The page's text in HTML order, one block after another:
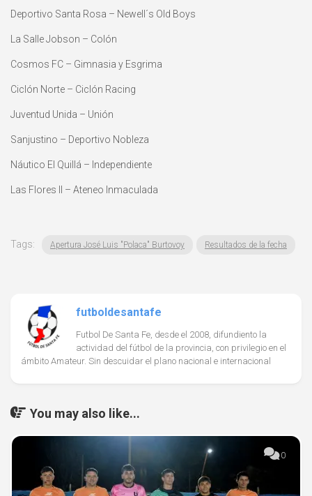
Deportivo Santa Rosa – Newell´s Old Boys
La Salle Jobson – Colón
Cosmos FC – Gimnasia y Esgrima
Ciclón Norte – Ciclón Racing
Juventud Unida – Unión
Sanjustino – Deportivo Nobleza
Náutico El Quillá – Independiente
Las Flores II – Ateneo Inmaculada
Tags: Apertura José Luis "Polaca" Burtovoy Resultados de la fecha
futboldesantafe
Futbol De Santa Fe, desde el 2008, difundiento la
actividad del fútbol de la provincia, con privilegio en el
ámbito Amateur. Sin descuidar el plano nacional e internacional
You may also like...
0